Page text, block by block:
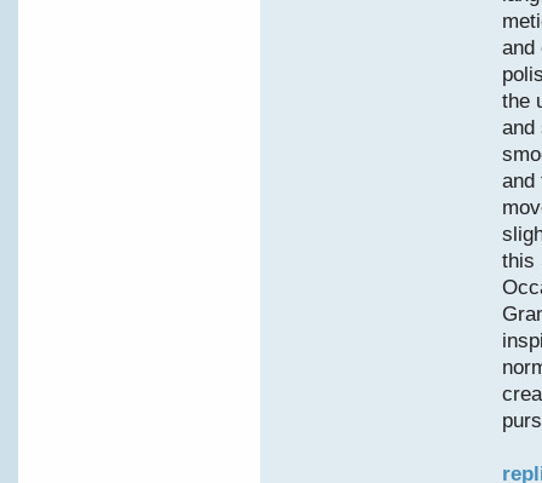
and
the
and
and
this